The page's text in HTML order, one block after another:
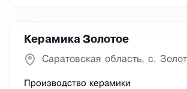
Керамика Золотое
Саратовская область, с.
Производство керамики